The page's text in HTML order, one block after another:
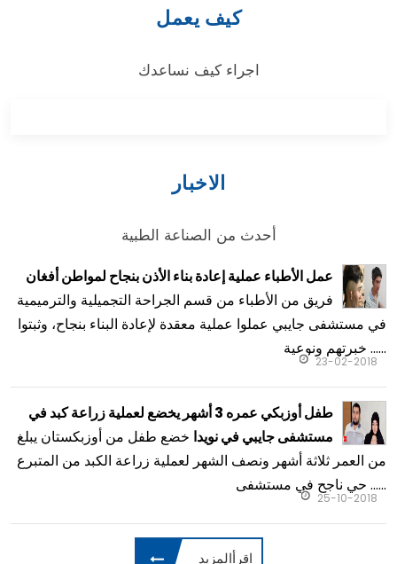
كيف يعمل
اجراء كيف نساعدك
الاخبار
أحدث من الصناعة الطبية
عمل الأطباء عملية إعادة بناء الأذن بنجاح لمواطن أفغان
فريق من الأطباء من قسم الجراحة التجميلية والترميمية
في مستشفى جايبي عملوا عملية معقدة لإعادة البناء بنجاح، وثبتوا
خبرتهم ونوعية ......
23-02-2018
طفل أوزبكي عمره 3 أشهر يخضع لعملية زراعة كبد في
مستشفى جايبي في نويدا خضع طفل من أوزبكستان يبلغ
من العمر ثلاثة أشهر ونصف الشهر لعملية زراعة الكبد من المتبرع
حي ناجح في مستشفى ......
25-10-2018
اقرأالمزيد